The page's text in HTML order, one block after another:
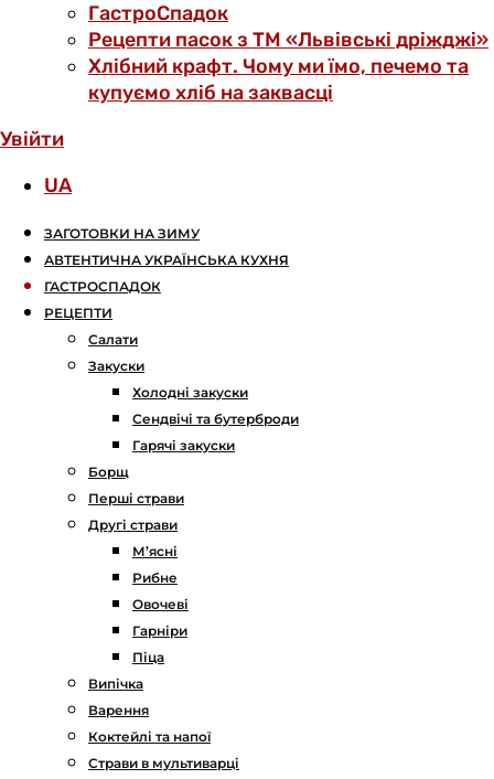
ГастроСпадок
Рецепти пасок з ТМ «Львівські дріжджі»
Хлібний крафт. Чому ми їмо, печемо та
купуємо хліб на заквасці
Увійти
UA
ЗАГОТОВКИ НА ЗИМУ
АВТЕНТИЧНА УКРАЇНСЬКА КУХНЯ
ГАСТРОСПАДОК
РЕЦЕПТИ
Салати
Закуски
Холодні закуски
Сендвічі та бутерброди
Гарячі закуски
Борщ
Перші страви
Другі страви
М’ясні
Рибне
Овочеві
Гарніри
Піца
Випічка
Варення
Коктейлі та напої
Страви в мультиварці